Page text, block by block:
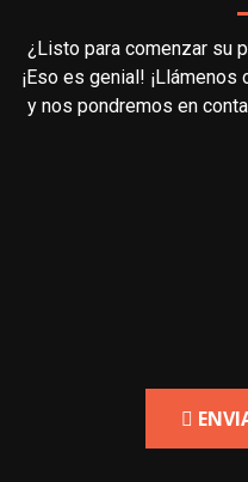
¿Listo para comenzar su
¡Eso es genial!
y nos pondremos en